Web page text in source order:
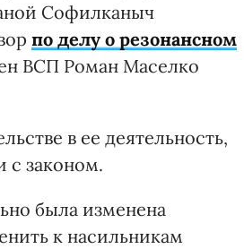
Софилканыч
по делу о резонансном
ВСП Роман Маселко
в ее деятельность,
с законом.
была изменена
к насильникам